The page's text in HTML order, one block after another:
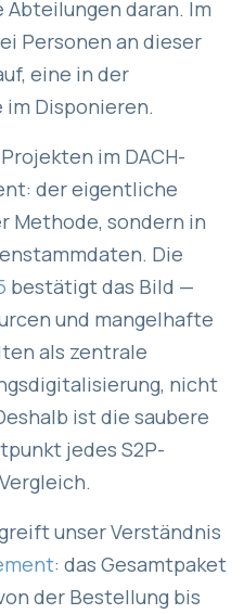
daran. Im
Personen an dieser
eine in der
im Disponieren.
im DACH-
der eigentliche
Methode, sondern in
Die
bestätigt das Bild —
und mangelhafte
als zentrale
nicht
ist die saubere
jedes S2P-
unser Verständnis
: das Gesamtpaket
der Bestellung bis